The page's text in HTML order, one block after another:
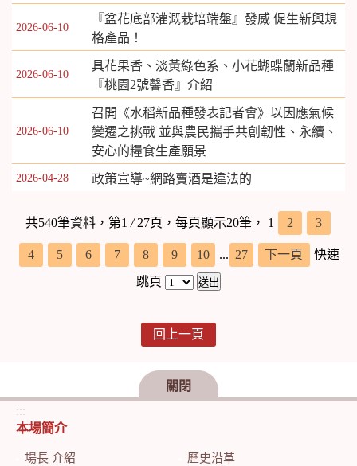
2026-06-10
​​​​​​​『盆花底部灌溉栽培端盤』發威 促生新興規
格產品！
2026-06-10
具花果香、淡黃綠色系、小花蝴蝶蘭新品種
『桃園2號­馨香』介紹
2026-06-10
召開《水稻新品種發表記者會》以因應氣候
變遷之挑戰 並與農民攜手共創韌性、永續、
安心的糧食生產願景
2026-04-28 政策宣導~網路賣酒是違法的
共540筆資料，第1 /27頁，每頁顯示20筆， 1 2 3
4 5 6 7 8 9 10 ... 27 下一頁
快速
跳頁
回上一頁
關閉
:::
本場簡介
場長 介紹
歷史沿革